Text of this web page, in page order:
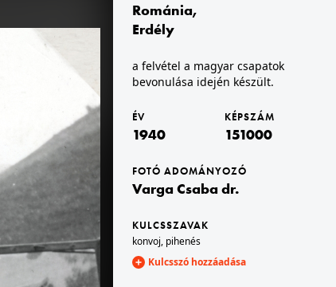
1940 · Kisar
1940 · Románia,Erdély
páncélvonat, amint átlépi a határt a magyar csapatok bevonulásakor.
Románia,
Erdély
a felvétel a magyar csapatok
bevonulása idején készült.
ÉV
1940
KÉPSZÁM
151000
FOTÓ ADOMÁNYOZÓ
Varga Csaba dr.
KULCSSZAVAK
konvoj, pihenés
Kulcsszó hozzáadása